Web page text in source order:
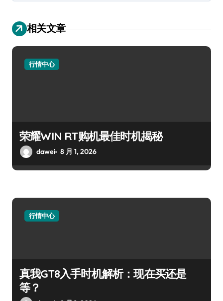
相关文章
行情中心
荣耀WIN RT购机最佳时机揭秘
dawei 8 月 1, 2026
行情中心
真我GT8入手时机解析：现在买还是
等？